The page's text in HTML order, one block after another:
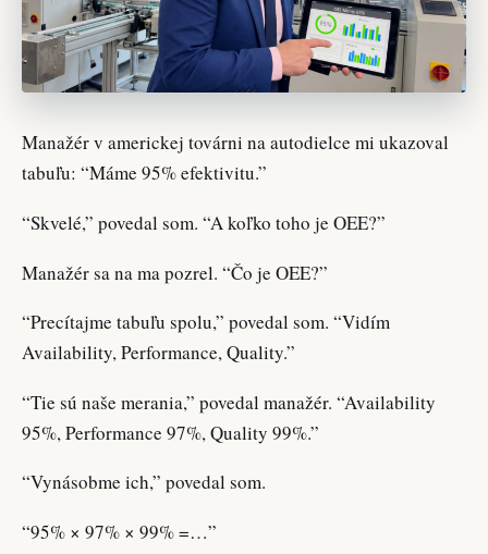
Manažér v americkej továrni na autodielce mi ukazoval
tabuľu: “Máme 95% efektivitu.”
“Skvelé,” povedal som. “A koľko toho je OEE?”
Manažér sa na ma pozrel. “Čo je OEE?”
“Precítajme tabuľu spolu,” povedal som. “Vidím
Availability, Performance, Quality.”
“Tie sú naše merania,” povedal manažér. “Availability
95%, Performance 97%, Quality 99%.”
“Vynásobme ich,” povedal som.
“95% × 97% × 99% =…”